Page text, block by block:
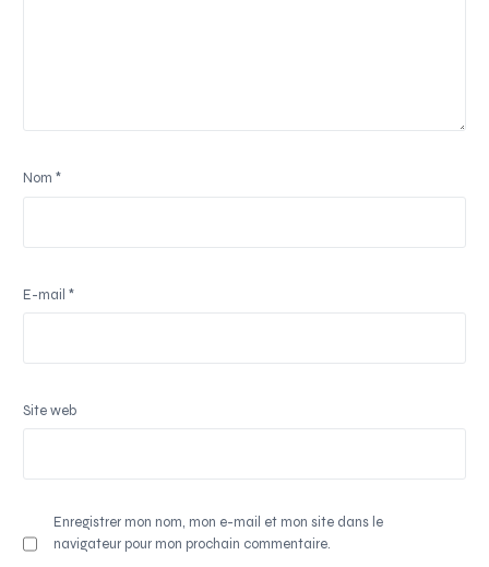
Nom*
E-mail*
Site web
Enregistrer mon nom, mon e-mail et mon site dans le
navigateur pour mon prochain commentaire.